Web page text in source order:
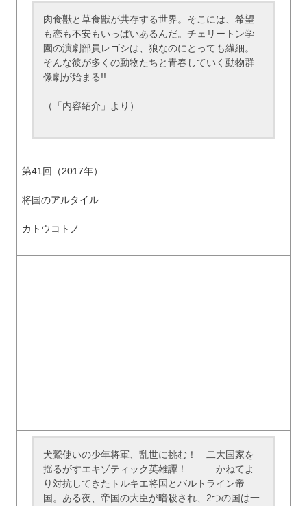
肉食獣と草食獣が共存する世界。そこには、希望
も恋も不安もいっぱいあるんだ。チェリートン学
園の演劇部員レゴシは、狼なのにとっても繊細。
そんな彼が多くの動物たちと青春していく動物群
像劇が始まる!!
（「内容紹介」より）
第41回（2017年）
将国のアルタイル
カトウコトノ
犬鷲使いの少年将軍、乱世に挑む！ 二大国家を
揺るがすエキゾティック英雄譚！ ――かねてよ
り対抗してきたトルキエ将国とバルトライン帝
国。ある夜、帝国の大臣が暗殺され、2つの国は一